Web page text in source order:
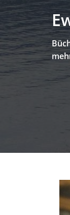
Skip
content